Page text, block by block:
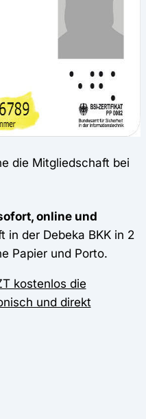
die Mitgliedschaft bei
online und
in der Debeka BKK in 2
Papier und Porto.
kostenlos die
und direkt